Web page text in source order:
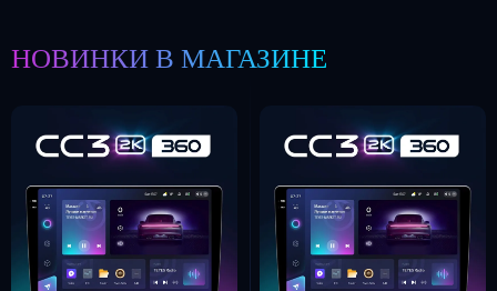
НОВИНКИ В МАГАЗИНЕ